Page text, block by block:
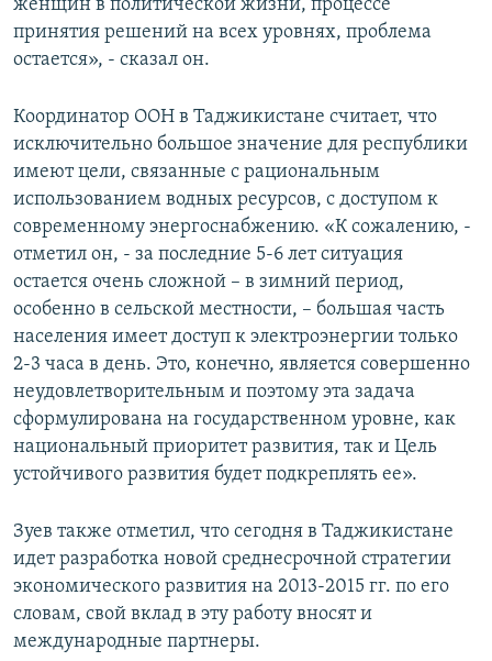
женщин в политической жизни, процессе
принятия решений на всех уровнях, проблема
остается», - сказал он.
Координатор ООН в Таджикистане считает, что
исключительно большое значение для республики
имеют цели, связанные с рациональным
использованием водных ресурсов, с доступом к
современному энергоснабжению. «К сожалению, -
отметил он, - за последние 5-6 лет ситуация
остается очень сложной – в зимний период,
особенно в сельской местности, – большая часть
населения имеет доступ к электроэнергии только
2-3 часа в день. Это, конечно, является совершенно
неудовлетворительным и поэтому эта задача
сформулирована на государственном уровне, как
национальный приоритет развития, так и Цель
устойчивого развития будет подкреплять ее».
Зуев также отметил, что сегодня в Таджикистане
идет разработка новой среднесрочной стратегии
экономического развития на 2013-2015 гг. по его
словам, свой вклад в эту работу вносят и
международные партнеры.